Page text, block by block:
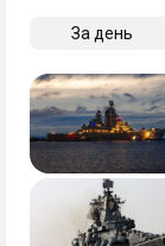
За день